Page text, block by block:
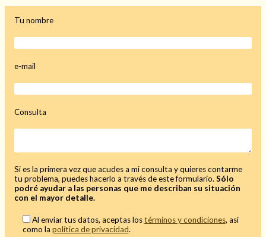
Consulta de tarot online
Hechizo de alejamiento
Tu nombre
e-mail
Consulta
Si es la primera vez que acudes a mi consulta y quieres contarme
tu problema, puedes hacerlo a través de este formulario.Sólo
podré ayudar a las personas que me describan su situación
con el mayor detalle.
Al enviar tus datos, aceptas lostérminos y condiciones, así
como la política de privacidad.